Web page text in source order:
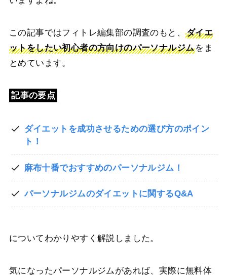
この記事ではフィトレ編集部の調査のもと、
ダイエ
ットをしたい初心者の方向けのパーソナルジムをま
とめています。
記事の要点
ダイエットを成功させるための選び方のポイン
ト！
麻布十番でおすすめのパーソナルジム！
パーソナルジムのダイエットに関するQ&A
についてわかりやすく解説しました。
気になったパーソナルジムがあれば、実際に無料体